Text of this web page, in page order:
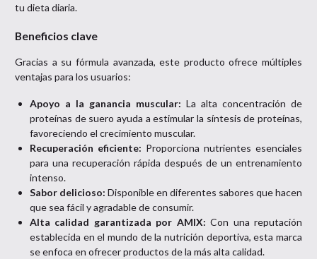
tu dieta diaria.
Beneficios clave
Gracias a su fórmula avanzada, este producto ofrece múltiples
ventajas para los usuarios:
Apoyo a la ganancia muscular: La alta concentración de
proteínas de suero ayuda a estimular la síntesis de proteínas,
favoreciendo el crecimiento muscular.
Recuperación eficiente: Proporciona nutrientes esenciales
para una recuperación rápida después de un entrenamiento
intenso.
Sabor delicioso: Disponible en diferentes sabores que hacen
que sea fácil y agradable de consumir.
Alta calidad garantizada por AMIX: Con una reputación
establecida en el mundo de la nutrición deportiva, esta marca
se enfoca en ofrecer productos de la más alta calidad.